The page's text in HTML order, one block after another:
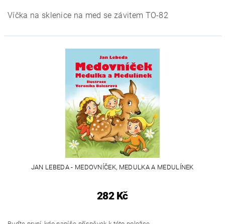
Víčka na sklenice na med se závitem TO-82
JAN LEBEDA - MEDOVNÍČEK, MEDULKA A MEDULÍNEK
282 Kč